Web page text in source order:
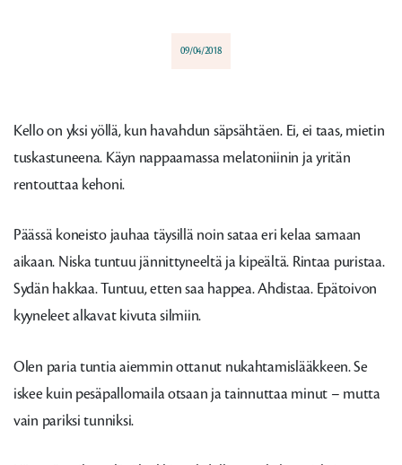
09/04/2018
Kello on yksi yöllä, kun havahdun säpsähtäen. Ei, ei taas, mietin
tuskastuneena. Käyn nappaamassa melatoniinin ja yritän
rentouttaa kehoni.
Päässä koneisto jauhaa täysillä noin sataa eri kelaa samaan
aikaan. Niska tuntuu jännittyneeltä ja kipeältä. Rintaa puristaa.
Sydän hakkaa. Tuntuu, etten saa happea. Ahdistaa. Epätoivon
kyyneleet alkavat kivuta silmiin.
Olen paria tuntia aiemmin ottanut nukahtamislääkkeen. Se
iskee kuin pesäpallomaila otsaan ja tainnuttaa minut – mutta
vain pariksi tunniksi.